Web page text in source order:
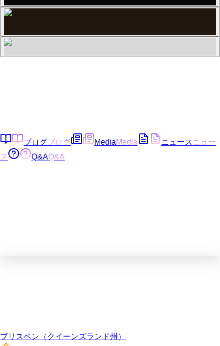
ブログブログ MediaMedia ニュース ニュー
ス
Q&AQ&A
ブリスベン（クイーンズランド州）